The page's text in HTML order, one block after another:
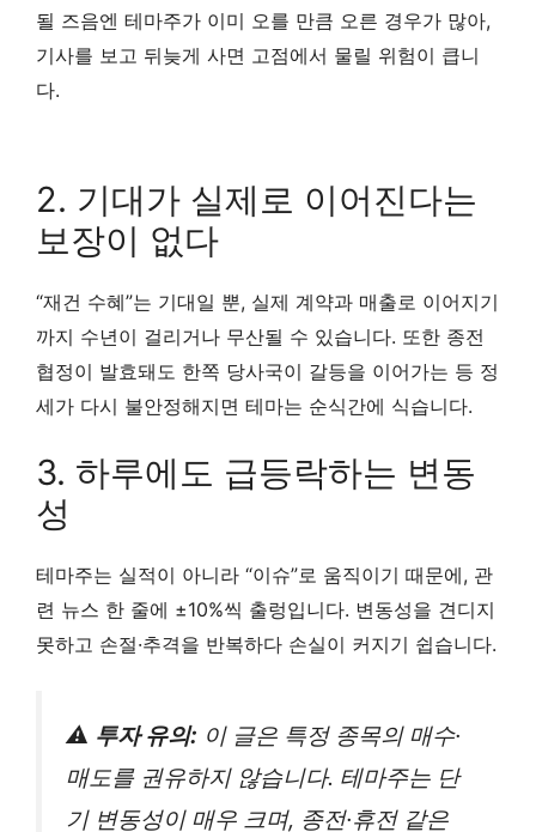
될 즈음엔 테마주가 이미 오를 만큼 오른 경우가 많아,
기사를 보고 뒤늦게 사면 고점에서 물릴 위험이 큽니
다.
2. 기대가 실제로 이어진다는
보장이 없다
“재건 수혜”는 기대일 뿐, 실제 계약과 매출로 이어지기
까지 수년이 걸리거나 무산될 수 있습니다. 또한 종전
협정이 발효돼도 한쪽 당사국이 갈등을 이어가는 등 정
세가 다시 불안정해지면 테마는 순식간에 식습니다.
3. 하루에도 급등락하는 변동
성
테마주는 실적이 아니라 “이슈”로 움직이기 때문에, 관
련 뉴스 한 줄에 ±10%씩 출렁입니다. 변동성을 견디지
못하고 손절·추격을 반복하다 손실이 커지기 쉽습니다.
⚠️ 투자 유의: 이 글은 특정 종목의 매수·
매도를 권유하지 않습니다. 테마주는 단
기 변동성이 매우 크며, 종전·휴전 같은